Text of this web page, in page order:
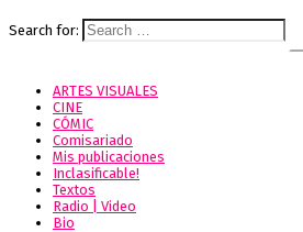
Search for:
ARTES VISUALES
CINE
CÓMIC
Comisariado
Mis publicaciones
Inclasificable!
Textos
Radio | Video
Bio